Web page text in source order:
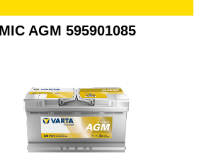
AGM 595901085